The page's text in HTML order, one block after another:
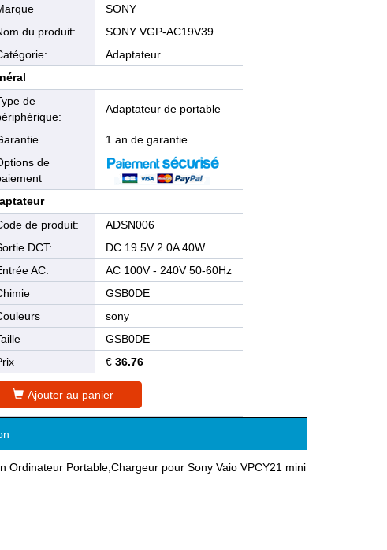
SONY
du produit:
SONY VGP-AC19V39
Adaptateur
de
Adaptateur de portable
1 an de garantie
de
de produit:
ADSN006
DCT:
DC 19.5V 2.0A 40W
AC:
AC 100V - 240V 50-60Hz
GSB0DE
sony
GSB0DE
€36.76
Ajouter au panier
Ordinateur Portable,Chargeur pour Sony Vaio VPCY21 mini